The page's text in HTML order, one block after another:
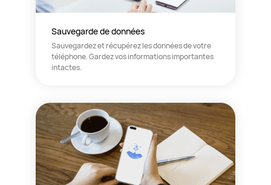
Sauvegarde de données
Sauvegardez et récupérez les données de votre
téléphone. Gardez vos informations importantes
intactes.